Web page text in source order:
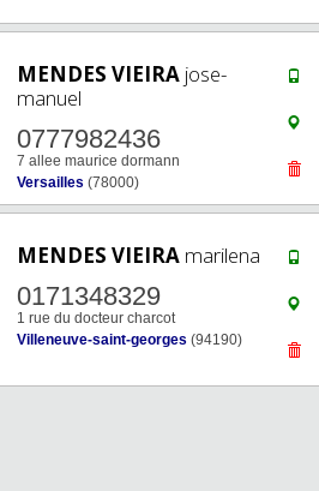
MENDES VIEIRA jose-
manuel
0777982436
7 allee maurice dormann
Versailles (78000)
MENDES VIEIRA marilena
0171348329
1 rue du docteur charcot
Villeneuve-saint-georges (94190)